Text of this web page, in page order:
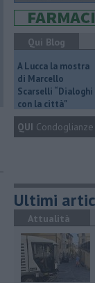
Qui Blog
A Lucca la mostra
di Marcello
Scarselli “Dialoghi
con la città"
QUI Condoglianze
Ultimi
Attualità